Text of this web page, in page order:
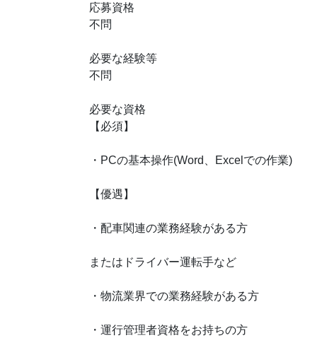
応募資格
不問
必要な経験等
不問
必要な資格
【必須】
・PCの基本操作(Word、Excelでの作業)
【優遇】
・配車関連の業務経験がある方
またはドライバー運転手など
・物流業界での業務経験がある方
・運行管理者資格をお持ちの方